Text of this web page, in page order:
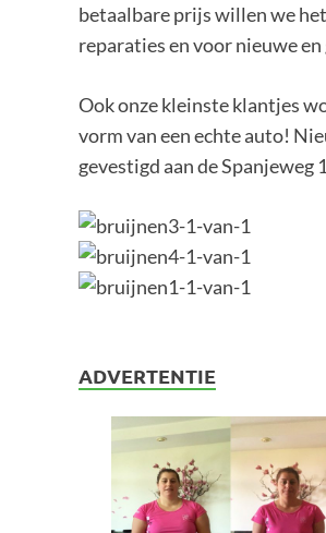
betaalbare prijs willen we
reparaties en voor nieuwe
Ook onze kleinste klantjes
vorm van een echte auto!
gevestigd aan de Spanjeweg
ADVERTENTIE